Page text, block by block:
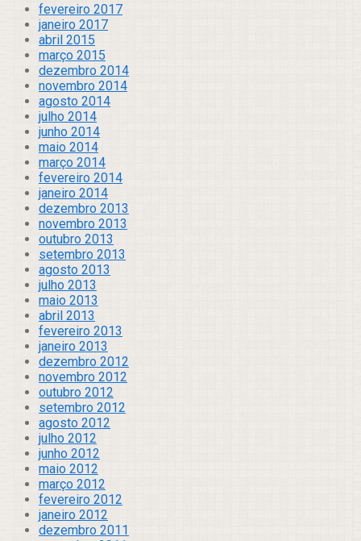
fevereiro 2017
janeiro 2017
abril 2015
março 2015
dezembro 2014
novembro 2014
agosto 2014
julho 2014
junho 2014
maio 2014
março 2014
fevereiro 2014
janeiro 2014
dezembro 2013
novembro 2013
outubro 2013
setembro 2013
agosto 2013
julho 2013
maio 2013
abril 2013
fevereiro 2013
janeiro 2013
dezembro 2012
novembro 2012
outubro 2012
setembro 2012
agosto 2012
julho 2012
junho 2012
maio 2012
março 2012
fevereiro 2012
janeiro 2012
dezembro 2011